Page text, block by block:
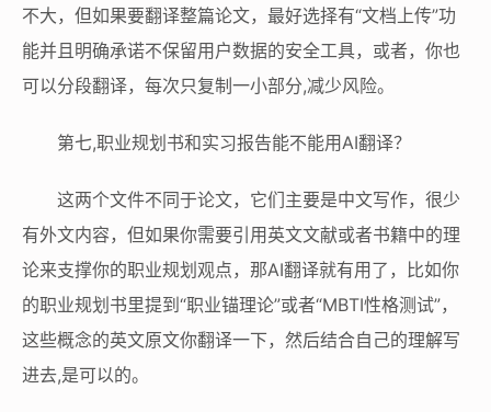
不大，但如果要翻译整篇论文，最好选择有“文档上传”功
能并且明确承诺不保留用户数据的安全工具，或者，你也
可以分段翻译，每次只复制一小部分,减少风险。
第七,职业规划书和实习报告能不能用AI翻译？
这两个文件不同于论文，它们主要是中文写作，很少
有外文内容，但如果你需要引用英文文献或者书籍中的理
论来支撑你的职业规划观点，那AI翻译就有用了，比如你
的职业规划书里提到“职业锚理论”或者“MBTI性格测试”，
这些概念的英文原文你翻译一下，然后结合自己的理解写
进去,是可以的。